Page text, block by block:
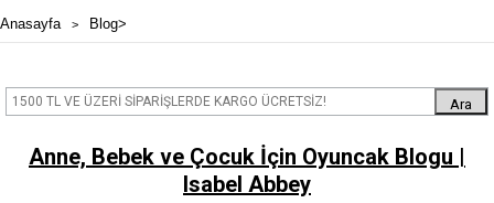
Anasayfa Blog>
Ara
Anne, Bebek ve Çocuk İçin Oyuncak Blogu |
Isabel Abbey